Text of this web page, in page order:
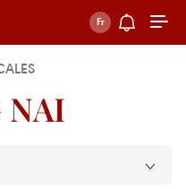
NAI